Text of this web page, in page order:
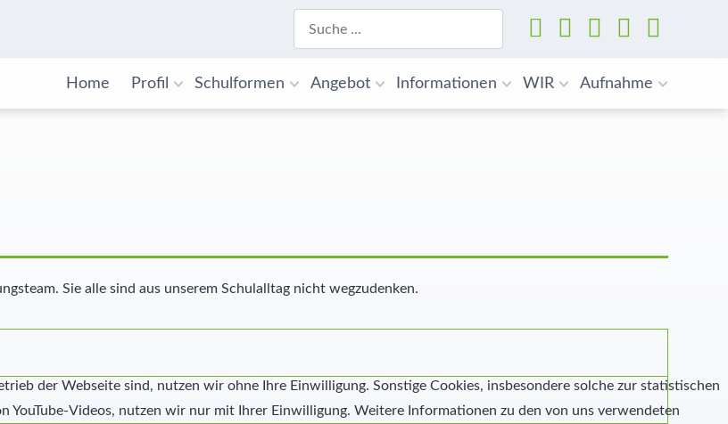
Suchen
Home Profil Schulformen Angebot Informationen WIR Aufnahme
Sie alle sind aus unserem Schulalltag nicht wegzudenken.
der Webseite sind, nutzen wir ohne Ihre Einwilligung. Sonstige Cookies, insbesondere solche zur statistischen
YouTube-Videos, nutzen wir nur mit Ihrer Einwilligung. Weitere Informationen zu den von uns verwendeten